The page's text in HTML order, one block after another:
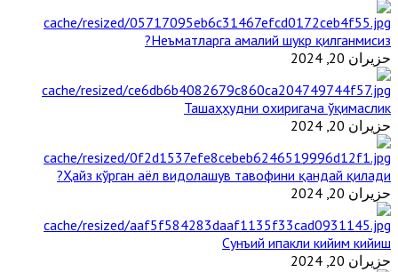
Неъматларга амалий шукр қилганмисиз?
حزيران 20, 2024
Ташаҳҳудни охиригача ўқимаслик
حزيران 20, 2024
Ҳайз кўрган аёл видолашув тавофини қандай қилади?
حزيران 20, 2024
Сунъий ипакли кийим кийиш
حزيران 20, 2024